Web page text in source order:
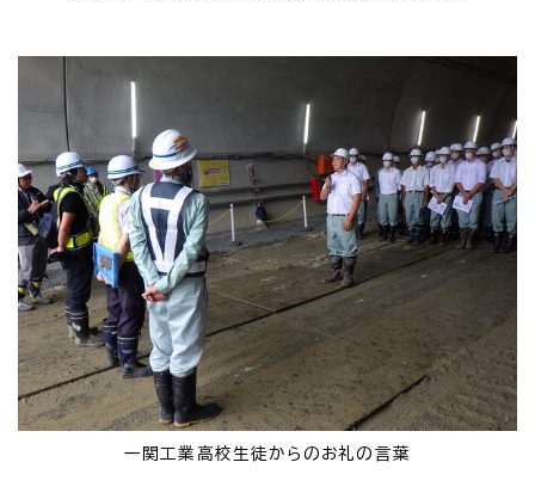
一関工業高校生徒からのお礼の言葉